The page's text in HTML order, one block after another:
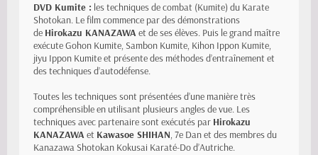
DVD Kumite : les techniques de combat (Kumite) du Karate
Shotokan. Le film commence par des démonstrations
de Hirokazu KANAZAWA et de ses élèves. Puis le grand maître
exécute Gohon Kumite, Sambon Kumite, Kihon Ippon Kumite,
jiyu Ippon Kumite et présente des méthodes d’entraînement et
des techniques d’autodéfense.
Toutes les techniques sont présentées d’une manière très
compréhensible en utilisant plusieurs angles de vue. Les
techniques avec partenaire sont exécutés par Hirokazu
KANAZAWA et Kawasoe SHIHAN, 7e Dan et des membres du
Kanazawa Shotokan Kokusai Karaté-Do d’Autriche.